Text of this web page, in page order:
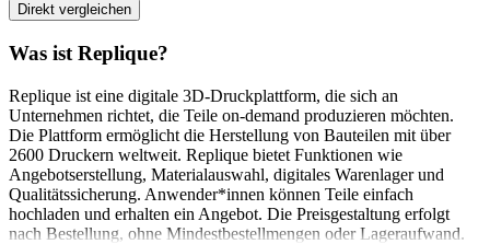
Direkt vergleichen
Was ist Replique?
Replique ist eine digitale 3D-Druckplattform, die sich an
Unternehmen richtet, die Teile on-demand produzieren möchten.
Die Plattform ermöglicht die Herstellung von Bauteilen mit über
2600 Druckern weltweit. Replique bietet Funktionen wie
Angebotserstellung, Materialauswahl, digitales Warenlager und
Qualitätssicherung. Anwender*innen können Teile einfach
hochladen und erhalten ein Angebot. Die Preisgestaltung erfolgt
nach Bestellung, ohne Mindestbestellmengen oder Lageraufwand.